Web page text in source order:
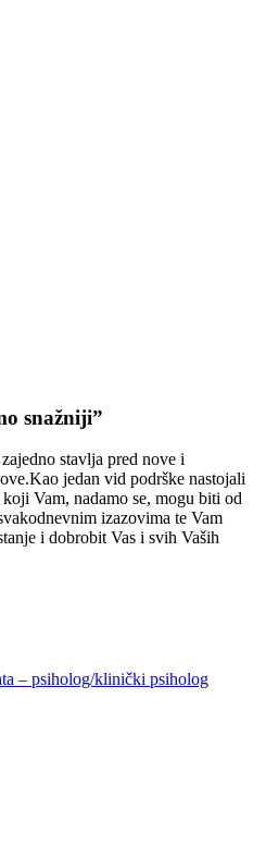
snažniji”
stavlja pred nove i
jedan vid podrške nastojali
Vam, nadamo se, mogu biti od
izazovima te Vam
i dobrobit Vas i svih Vaših
– psiholog/klinički psiholog